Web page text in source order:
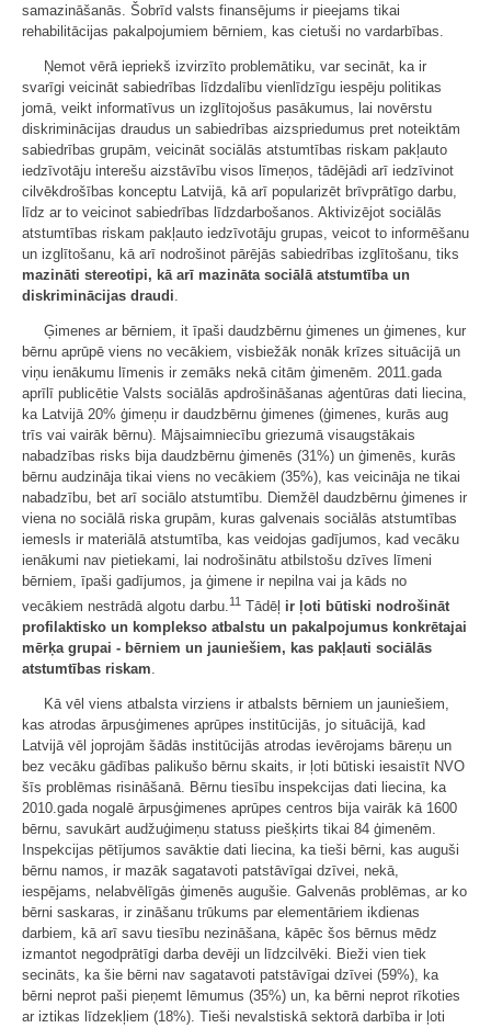
samazināšanās. Šobrīd valsts finansējums ir pieejams tikai
rehabilitācijas pakalpojumiem bērniem, kas cietuši no vardarbības.
Ņemot vērā iepriekš izvirzīto problemātiku, var secināt, ka ir
svarīgi veicināt sabiedrības līdzdalību vienlīdzīgu iespēju politikas
jomā, veikt informatīvus un izglītojošus pasākumus, lai novērstu
diskriminācijas draudus un sabiedrības aizspriedumus pret noteiktām
sabiedrības grupām, veicināt sociālās atstumtības riskam pakļauto
iedzīvotāju interešu aizstāvību visos līmeņos, tādējādi arī iedzīvinot
cilvēkdrošības konceptu Latvijā, kā arī popularizēt brīvprātīgo darbu,
līdz ar to veicinot sabiedrības līdzdarbošanos. Aktivizējot sociālās
atstumtības riskam pakļauto iedzīvotāju grupas, veicot to informēšanu
un izglītošanu, kā arī nodrošinot pārējās sabiedrības izglītošanu, tiks
mazināti stereotipi, kā arī mazināta sociālā atstumtība un
diskriminācijas draudi.
Ģimenes ar bērniem, it īpaši daudzbērnu ģimenes un ģimenes, kur
bērnu aprūpē viens no vecākiem, visbiežāk nonāk krīzes situācijā un
viņu ienākumu līmenis ir zemāks nekā citām ģimenēm. 2011.gada
aprīlī publicētie Valsts sociālās apdrošināšanas aģentūras dati liecina,
ka Latvijā 20% ģimeņu ir daudzbērnu ģimenes (ģimenes, kurās aug
trīs vai vairāk bērnu). Mājsaimniecību griezumā visaugstākais
nabadzības risks bija daudzbērnu ģimenēs (31%) un ģimenēs, kurās
bērnu audzināja tikai viens no vecākiem (35%), kas veicināja ne tikai
nabadzību, bet arī sociālo atstumtību. Diemžēl daudzbērnu ģimenes ir
viena no sociālā riska grupām, kuras galvenais sociālās atstumtības
iemesls ir materiālā atstumtība, kas veidojas gadījumos, kad vecāku
ienākumi nav pietiekami, lai nodrošinātu atbilstošu dzīves līmeni
bērniem, īpaši gadījumos, ja ģimene ir nepilna vai ja kāds no
vecākiem nestrādā algotu darbu.11 Tādēļ ir ļoti būtiski nodrošināt
profilaktisko un komplekso atbalstu un pakalpojumus konkrētajai
mērķa grupai - bērniem un jauniešiem, kas pakļauti sociālās
atstumtības riskam.
Kā vēl viens atbalsta virziens ir atbalsts bērniem un jauniešiem,
kas atrodas ārpusģimenes aprūpes institūcijās, jo situācijā, kad
Latvijā vēl joprojām šādās institūcijās atrodas ievērojams bāreņu un
bez vecāku gādības palikušo bērnu skaits, ir ļoti būtiski iesaistīt NVO
šīs problēmas risināšanā. Bērnu tiesību inspekcijas dati liecina, ka
2010.gada nogalē ārpusģimenes aprūpes centros bija vairāk kā 1600
bērnu, savukārt audžuģimeņu statuss piešķirts tikai 84 ģimenēm.
Inspekcijas pētījumos savāktie dati liecina, ka tieši bērni, kas auguši
bērnu namos, ir mazāk sagatavoti patstāvīgai dzīvei, nekā,
iespējams, nelabvēlīgās ģimenēs augušie. Galvenās problēmas, ar ko
bērni saskaras, ir zināšanu trūkums par elementāriem ikdienas
darbiem, kā arī savu tiesību nezināšana, kāpēc šos bērnus mēdz
izmantot negodprātīgi darba devēji un līdzcilvēki. Bieži vien tiek
secināts, ka šie bērni nav sagatavoti patstāvīgai dzīvei (59%), ka
bērni neprot paši pieņemt lēmumus (35%) un, ka bērni neprot rīkoties
ar iztikas līdzekļiem (18%). Tieši nevalstiskā sektorā darbība ir ļoti